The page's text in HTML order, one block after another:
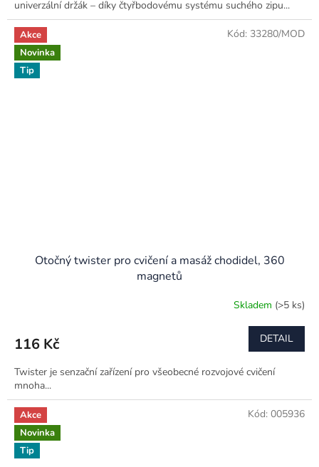
univerzální držák – díky čtyřbodovému systému suchého zipu...
Akce
Novinka
Tip
Otočný twister pro cvičení a masáž chodidel, 360
magnetů
Skladem (>5 ks)
116 Kč DETAIL
Twister je senzační zařízení pro všeobecné rozvojové cvičení
mnoha...
Kód: 33280/MOD
Akce
Novinka
Tip
Kód: 005936